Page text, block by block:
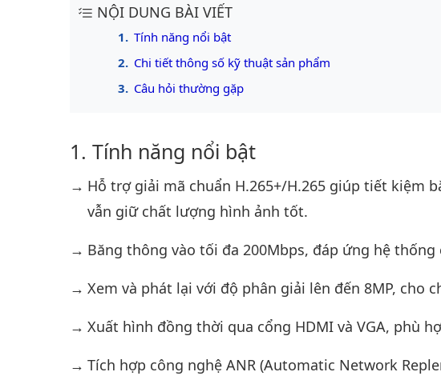
NỘI DUNG BÀI VIẾT
Tính năng nổi bật
Chi tiết thông số kỹ thuật sản phẩm
Câu hỏi thường gặp
Tính năng nổi bật
Hỗ trợ giải mã chuẩn H.265+/H.265 giúp tiết
vẫn giữ chất lượng hình ảnh tốt.
Băng thông vào tối đa 200Mbps, đáp ứng hệ
Xem và phát lại với độ phân giải lên đến 8MP, cho
Xuất hình đồng thời qua cổng HDMI và VGA, phù
Tích hợp công nghệ ANR (Automatic Network